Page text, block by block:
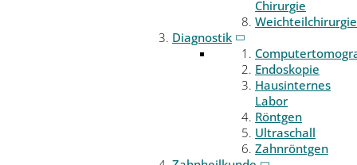
Chirurgie
Weichteilchirurgie
Diagnostik
Endoskopie
Hausinternes
Labor
Röntgen
Ultraschall
Zahnröntgen